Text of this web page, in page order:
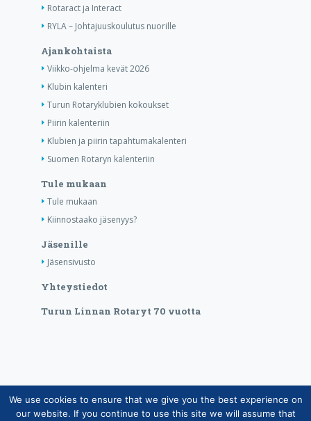
Rotaract ja Interact
RYLA – Johtajuuskoulutus nuorille
Ajankohtaista
Viikko-ohjelma kevät 2026
Klubin kalenteri
Turun Rotaryklubien kokoukset
Piirin kalenteriin
Klubien ja piirin tapahtumakalenteri
Suomen Rotaryn kalenteriin
Tule mukaan
Tule mukaan
Kiinnostaako jäsenyys?
Jäsenille
Jäsensivusto
Yhteystiedot
Turun Linnan Rotaryt 70 vuotta
Copyright © Suomen Rotarypalvelu ry 2026 |
Jäsentietojärjestelmän tietosuojaseloste|Henkilötietojen
We use cookies to ensure that we give you the best experience on
our website. If you continue to use this site we will assume that